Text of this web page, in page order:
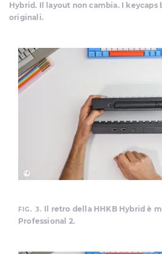
Hybrid. Il layout non cambia. I keycaps
originali.
FIG. 3. Il retro della HHKB Hybrid è
Professional 2.